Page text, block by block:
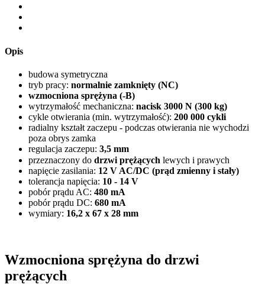
Opis
budowa symetryczna
tryb pracy: normalnie zamknięty (NC)
wzmocniona sprężyna (-B)
wytrzymałość mechaniczna: nacisk 3000 N (300 kg)
cykle otwierania (min. wytrzymałość): 200 000 cykli
radialny kształt zaczepu - podczas otwierania nie wychodzi
poza obrys zamka
regulacja zaczepu: 3,5 mm
przeznaczony do drzwi prężących lewych i prawych
napięcie zasilania: 12 V AC/DC (prąd zmienny i stały)
tolerancja napięcia: 10 - 14 V
pobór prądu AC: 480 mA
pobór prądu DC: 680 mA
wymiary: 16,2 x 67 x 28 mm
Wzmocniona sprężyna do drzwi
prężących